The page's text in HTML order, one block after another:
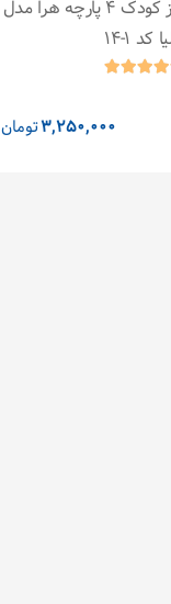
سرویس پخت و پز کودک ۴ پارچه هرا مدل
کد ۱-۱۴
تومان3,250,000